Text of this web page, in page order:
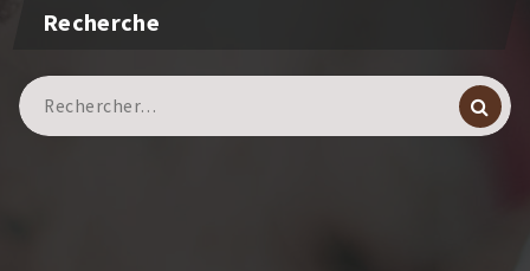
Recherche
Recherche
pour :